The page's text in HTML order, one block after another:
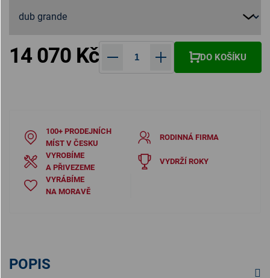
14 070 Kč DO KOŠÍKU
100+ PRODEJNÍCH
MÍST V ČESKU
RODINNÁ FIRMA
VYROBÍME
A PŘIVEZEME
VYDRŽÍ ROKY
VYRÁBÍME
NA MORAVĚ
POPIS